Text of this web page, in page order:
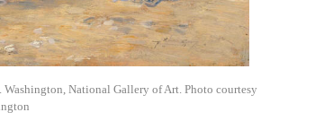
National Gallery of Art. Photo courtesy